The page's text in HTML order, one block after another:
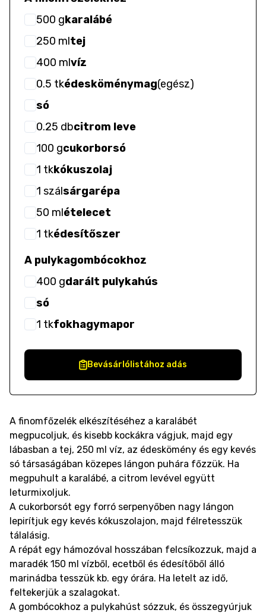
500 gkaralábé
250 mltej
400 mlvíz
0.5 tkédesköménymag(egész)
só
0.25 dbcitrom leve
100 gcukorborsó
1 tkkókuszolaj
1 szálsárgarépa
50 mlételecet
1 tkédesítőszer
A pulykagombócokhoz
400 gdarált pulykahús
só
1 tkfokhagymapor
Bevásárlólistához adás
A finomfőzelék elkészítéséhez a karalábét
megpucoljuk, és kisebb kockákra vágjuk, majd egy
lábasban a tej, 250 ml víz, az édeskömény és egy kevés
só társaságában közepes lángon puhára főzzük. Ha
megpuhult a karalábé, a citrom levével együtt
leturmixoljuk.
A cukorborsót egy forró serpenyőben nagy lángon
lepirítjuk egy kevés kókuszolajon, majd félretesszük
tálalásig.
A répát egy hámozóval hosszában felcsíkozzuk, majd a
maradék 150 ml vízből, ecetből és édesítőből álló
marinádba tesszük kb. egy órára. Ha letelt az idő,
feltekerjük a szalagokat.
A gombócokhoz a pulykahúst sózzuk, és összegyúrjuk